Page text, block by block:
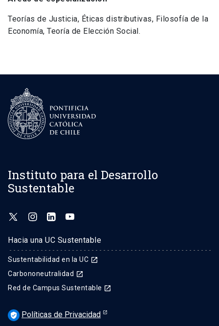
Teorías de Justicia, Éticas distributivas, Filosofía de la
Economía, Teoría de Elección Social.
Instituto para el Desarrollo
Sustentable
Hacia una UC Sustentable
Sustentabilidad en la UC launch
Carbononeutralidad launch
Red de Campus Sustentable launch
verified_user Políticas de Privacidad